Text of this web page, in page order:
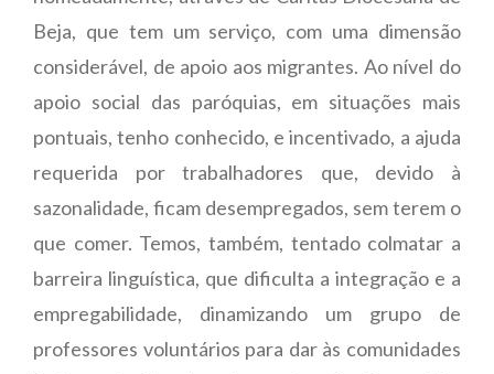
Beja, que tem um serviço, com uma dimensão
considerável, de apoio aos migrantes. Ao nível do
apoio social das paróquias, em situações mais
pontuais, tenho conhecido, e incentivado, a ajuda
requerida por trabalhadores que, devido à
sazonalidade, ficam desempregados, sem terem o
que comer. Temos, também, tentado colmatar a
barreira linguística, que dificulta a integração e a
empregabilidade, dinamizando um grupo de
professores voluntários para dar às comunidades